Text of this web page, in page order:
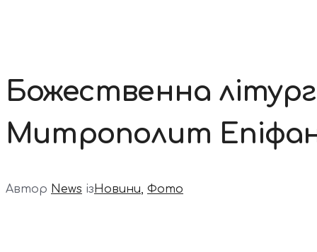
Божественна
Митрополит
Автор News ізНовини, Фото